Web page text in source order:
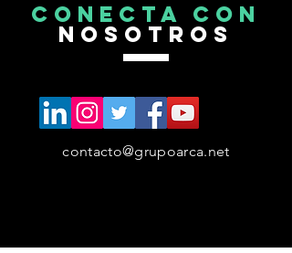
CONECTA CON
NOSOTROS
contacto@grupoarca.net